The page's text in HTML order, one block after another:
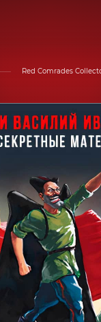
Red Comrades